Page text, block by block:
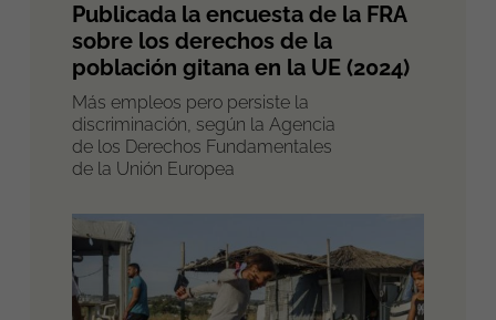
Publicada la encuesta de la FRA
sobre los derechos de la
población gitana en la UE (2024)
Más empleos pero persiste la
discriminación, según la Agencia
de los Derechos Fundamentales
de la Unión Europea